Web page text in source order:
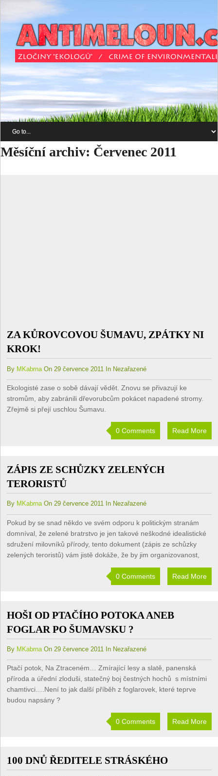
Měsíční archiv: Červenec 2011
ZA KŮROVCOVOU ŠUMAVU, ZPÁTKY NI
KROK!
By MKabrna On 29 července 2011 In Nezařazené
Ekologisté zase o sobě dávají vědět. Znovu se přivazují ke
stromům, aby zabránili dřevorubcům pokácet napadené stromy.
Zřejmě si přejí uschlou Šumavu.
0 Comments Read More
ZÁPIS ZE SCHŮZKY ZELENÝCH
TERORISTŮ
By MKabrnaOn 29 července 2011 In Nezařazené
Pokud by se snad někdo ve svém odporu k politickým stranám
domníval, že zelené bratrstvo je jen takové neškodné idealistické
sdružení milovníků přírody, tento dokument (zápis ze schůzky
zelených teroristů) vám jistě dokáže, že by jim organizovanost,
0 Comments Read More
HOŠI OD PTAČÍHO POTOKA ANEB
FOGLAR PO ŠUMAVSKU ?
By MKabrna On 29 července 2011 In Nezařazené
Ptačí potok, Na Ztraceném… Zmírající lesy a slatě, panenská
příroda a úřední zloduši, statečný boj čestných hochů s místními
chamtivci….Není to jak další příběh z foglarovek, které teprve
budou napsány ?
0 Comments Read More
100 DNŮ ŘEDITELE STRÁSKÉHO